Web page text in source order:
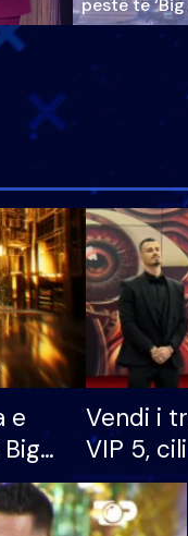
pestë të
e
Vendi i
VIP 5,
radhës